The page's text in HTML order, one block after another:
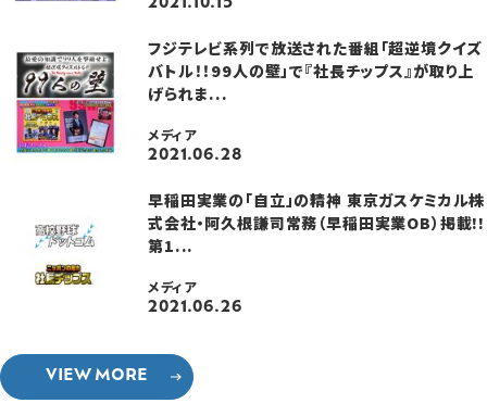
2021.10.15
フジテレビ系列で放送された番組「超逆境クイズ
バトル！！99人の壁」で『社長チップス』が取り上
げられま...
メディア
2021.06.28
早稲田実業の「自立」の精神 東京ガスケミカル株
式会社・阿久根謙司常務（早稲田実業OB）掲載!!
第1...
メディア
2021.06.26
VIEW MORE